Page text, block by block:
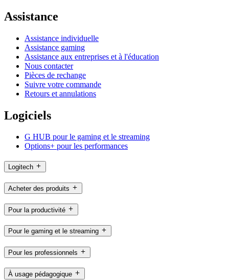
Assistance
Assistance individuelle
Assistance gaming
Assistance aux entreprises et à l'éducation
Nous contacter
Pièces de rechange
Suivre votre commande
Retours et annulations
Logiciels
G HUB pour le gaming et le streaming
Options+ pour les performances
Logitech
Acheter des produits
Pour la productivité
Pour le gaming et le streaming
Pour les professionnels
À usage pédagogique